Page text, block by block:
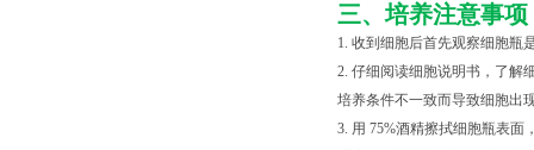
三、培养注意事项
1. 收到细胞后首先观察细胞瓶
2. 仔细阅读细胞说明书，了解
培养条件不一致而导致细胞出
3. 用 75%酒精擦拭细胞瓶表